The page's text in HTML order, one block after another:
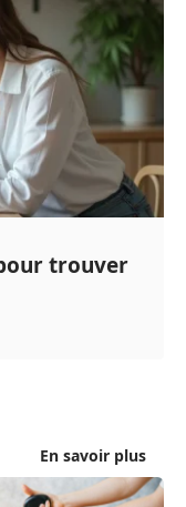
trouver
En savoir plus